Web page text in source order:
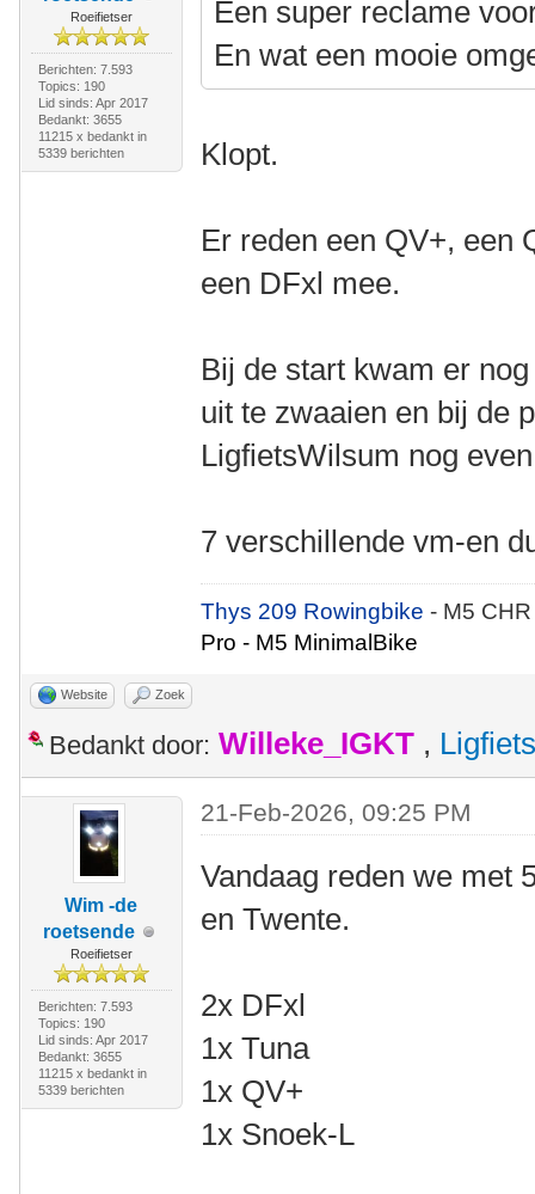
Roeifietser
Berichten: 7.593
Topics: 190
Lid sinds: Apr 2017
Bedankt: 3655
11215 x bedankt in
5339 berichten
Een super reclame
En wat een mooie
Klopt.
Er reden een QV+, een
een DFxl mee.
Bij de start kwam er
uit te zwaaien en bij de
LigfietsWilsum nog
7 verschillende vm-en
Thys 209 Rowingbike- M5
Pro - M5 MinimalBike
Website Zoek
Bedankt door: Willeke_IGKT ,
Wim -de
roetsende
Roeifietser
Berichten: 7.593
Topics: 190
Lid sinds: Apr 2017
Bedankt: 3655
11215 x bedankt in
5339 berichten
21-Feb-2026, 09:25 PM
Vandaag reden we met
en Twente.
2x DFxl
1x Tuna
1x QV+
1x Snoek-L